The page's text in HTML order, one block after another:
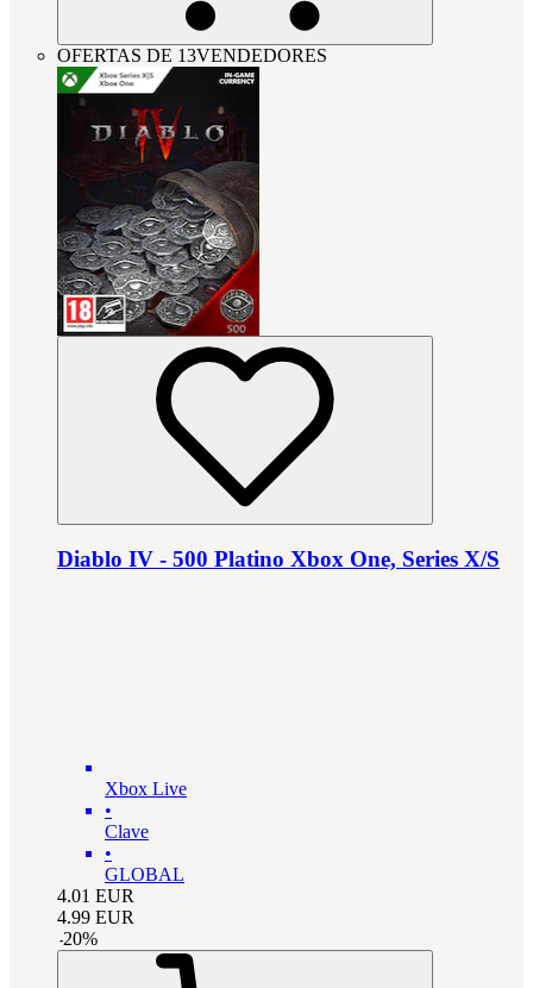
OFERTAS DE 13VENDEDORES
Diablo IV - 500 Platino Xbox One, Series X/S
Xbox Live
•
Clave
•
GLOBAL
4.01 EUR
4.99 EUR
-20%